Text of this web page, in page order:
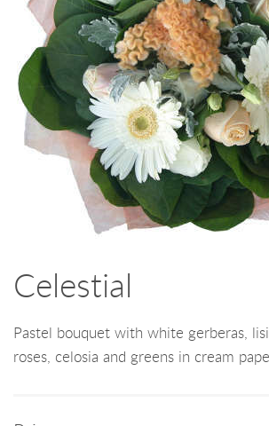
Celestial
Pastel bouquet with white gerberas,
roses, celosia and greens in cream